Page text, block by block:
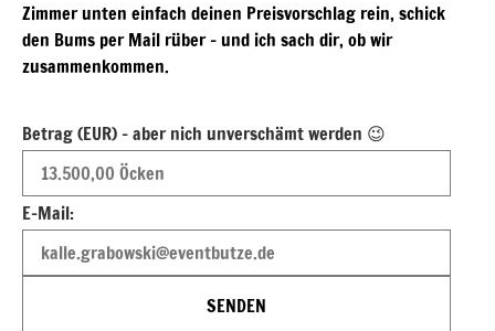
Zimmer unten einfach deinen Preisvorschlag rein, schick
den Bums per Mail rüber – und ich sach dir, ob wir
zusammenkommen.
Betrag (EUR) - aber nich unverschämt werden 😉
E-Mail:
SENDEN